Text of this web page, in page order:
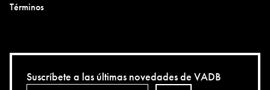
Términos
Suscríbete a las últimas novedades de VADB